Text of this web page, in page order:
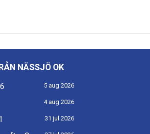
NÄSSJÖ OK
5 aug 2026
4 aug 2026
31 jul 2026